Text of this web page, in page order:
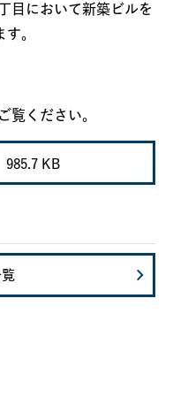
目において新築ビルを
。
覧ください。
KB